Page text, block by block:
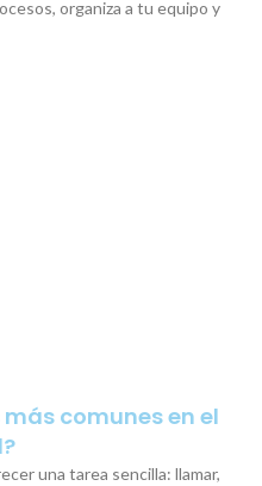
organiza a tu equipo y
comunes en el
una tarea sencilla: llamar,